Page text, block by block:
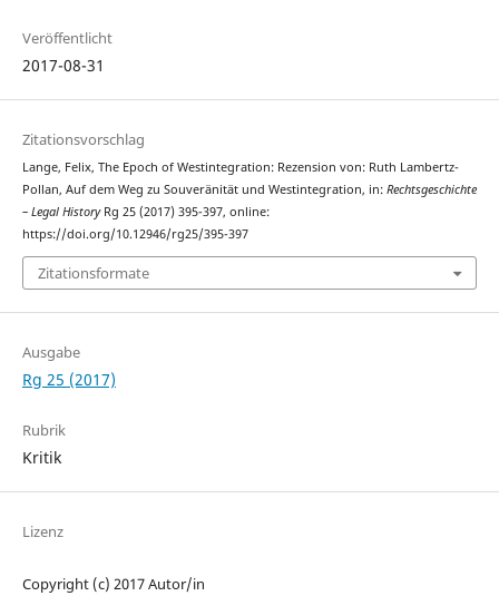
Veröffentlicht
2017-08-31
Zitationsvorschlag
Lange, Felix, The Epoch of Westintegration: Rezension von: Ruth Lambertz-
Pollan, Auf dem Weg zu Souveränität und Westintegration, in: Rechtsgeschichte
– Legal HistoryRg 25 (2017) 395-397, online:
https://doi.org/10.12946/rg25/395-397
Zitationsformate
Ausgabe
Rg 25 (2017)
Rubrik
Kritik
Lizenz
Copyright (c) 2017 Autor/in